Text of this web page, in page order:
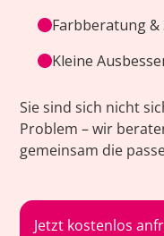
Farbberatung
Kleine
Sie sind sich nicht
Problem – wir
gemeinsam die
Jetzt kostenlos